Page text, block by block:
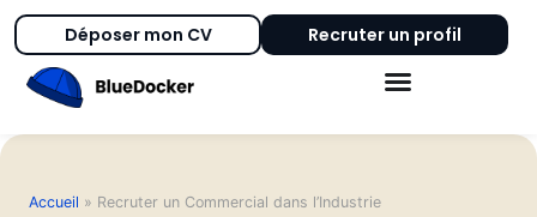
Déposer mon CV Recruter un profil
Accueil » Recruter un Commercial dans l’Industrie